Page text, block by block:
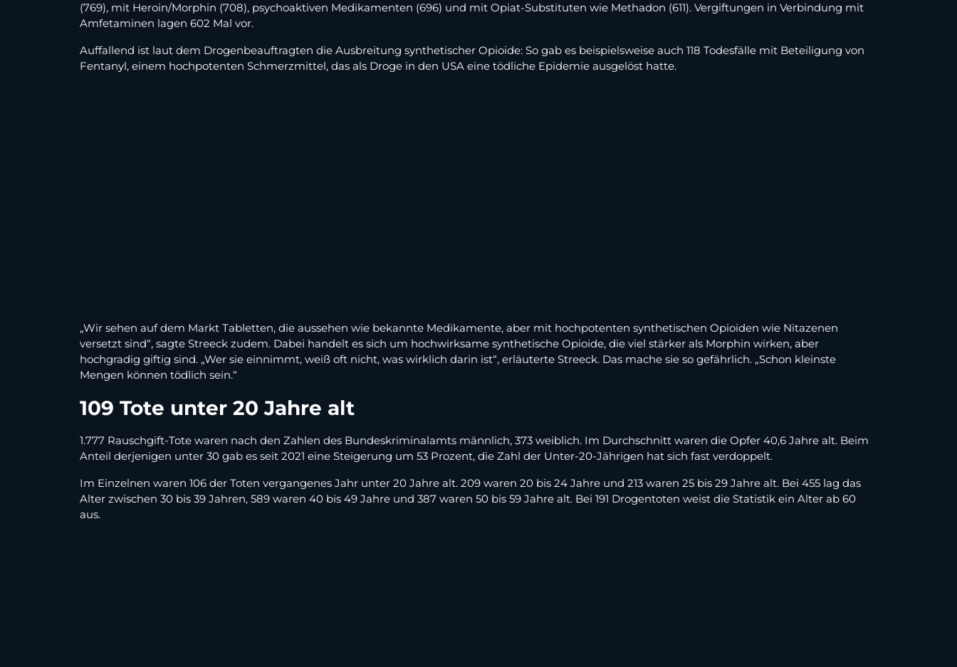
(769), mit Heroin/Morphin (708), psychoaktiven Medikamenten (696) und mit Opiat-Substituten wie Methadon (611). Vergiftungen in Verbindung mit
Amfetaminen lagen 602 Mal vor.
Auffallend ist laut dem Drogenbeauftragten die Ausbreitung synthetischer Opioide: So gab es beispielsweise auch 118 Todesfälle mit Beteiligung von
Fentanyl, einem hochpotenten Schmerzmittel, das als Droge in den USA eine tödliche Epidemie ausgelöst hatte.
„Wir sehen auf dem Markt Tabletten, die aussehen wie bekannte Medikamente, aber mit hochpotenten synthetischen Opioiden wie Nitazenen
versetzt sind“, sagte Streeck zudem. Dabei handelt es sich um hochwirksame synthetische Opioide, die viel stärker als Morphin wirken, aber
hochgradig giftig sind. „Wer sie einnimmt, weiß oft nicht, was wirklich darin ist“, erläuterte Streeck. Das mache sie so gefährlich. „Schon kleinste
Mengen können tödlich sein.“
109 Tote unter 20 Jahre alt
1.777 Rauschgift-Tote waren nach den Zahlen des Bundeskriminalamts männlich, 373 weiblich. Im Durchschnitt waren die Opfer 40,6 Jahre alt. Beim
Anteil derjenigen unter 30 gab es seit 2021 eine Steigerung um 53 Prozent, die Zahl der Unter-20-Jährigen hat sich fast verdoppelt.
Im Einzelnen waren 106 der Toten vergangenes Jahr unter 20 Jahre alt. 209 waren 20 bis 24 Jahre und 213 waren 25 bis 29 Jahre alt. Bei 455 lag das
Alter zwischen 30 bis 39 Jahren, 589 waren 40 bis 49 Jahre und 387 waren 50 bis 59 Jahre alt. Bei 191 Drogentoten weist die Statistik ein Alter ab 60
aus.